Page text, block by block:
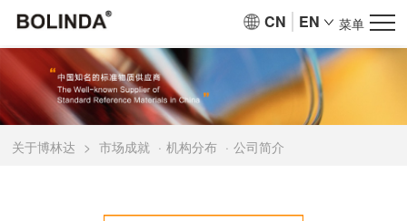
CN EN 菜单
关于博林达 > 市场成就 · 机构分布 · 公司简介